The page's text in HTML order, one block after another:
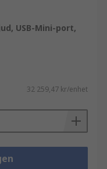
USB-Mini-port,
32 259,47 kr/enhet